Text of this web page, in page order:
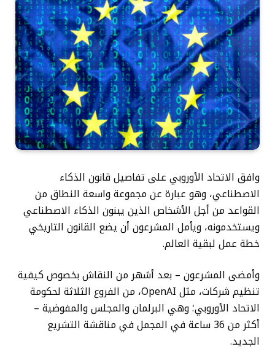
وافق الاتحاد الأوروبي على تفاصيل قانون الذكاء
الاصطناعي، وهو عبارة عن مجموعة واسعة النطاق من
القواعد من أجل الأشخاص الذين يبنون الذكاء الاصطناعي
ويستخدمونه، ويأمل المشرعون أن يضع القانون التاريخي
خطة عمل لبقية العالم.
وأمضى المشرعون – بعد أشهر من النقاش بخصوص كيفية
تنظيم شركات، مثل OpenAI، من الفروع الثلاثة لحكومة
الاتحاد الأوروبي؛ وهي البرلمان والمجلس والمفوضية –
أكثر من 36 ساعة في المجمل في مناقشة التشريع
الجديد.